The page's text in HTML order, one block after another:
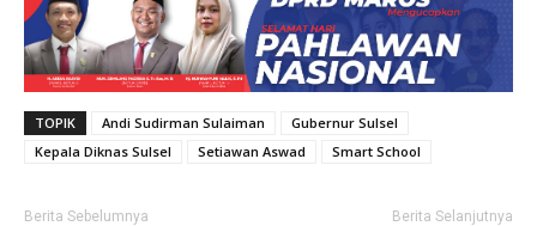
TOPIK Andi Sudirman Sulaiman
Gubernur Sulsel
Kepala Diknas Sulsel
Setiawan Aswad Smart School
Berita Sebelumnya Berita Selanjutnya